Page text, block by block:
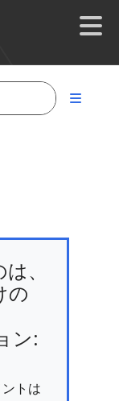
、
の
ン:
トは